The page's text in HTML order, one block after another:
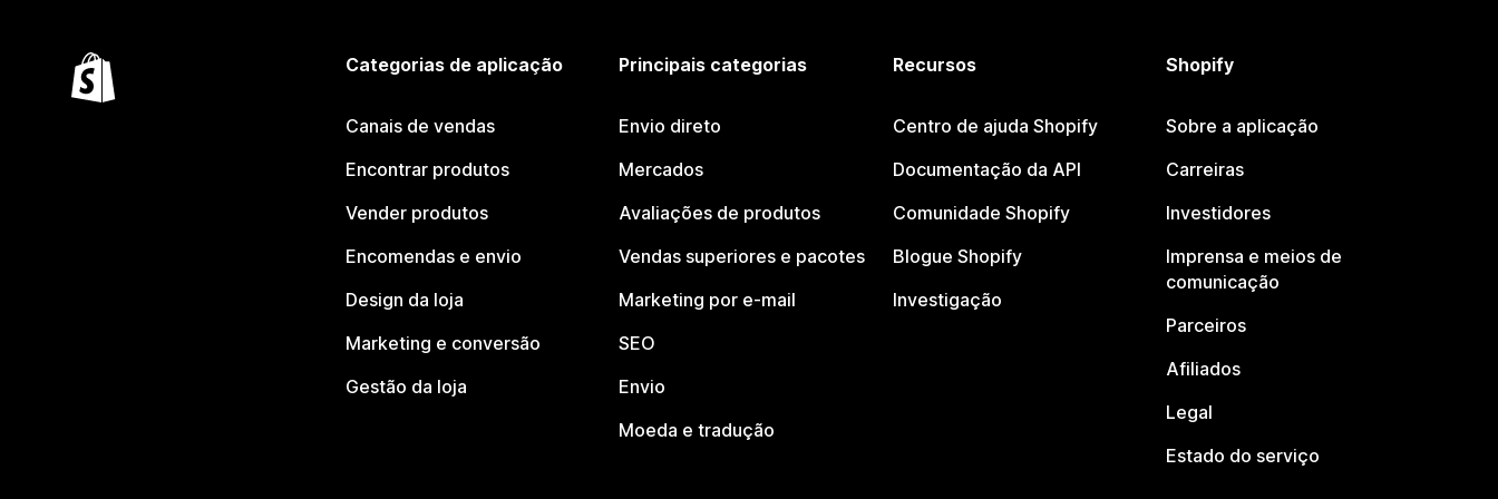
Categorias de aplicação
Canais de vendas
Encontrar produtos
Vender produtos
Encomendas e envio
Design da loja
Marketing e conversão
Gestão da loja
Principais categorias
Envio direto
Mercados
Avaliações de produtos
Vendas superiores e pacotes
Marketing por e-mail
SEO
Envio
Moeda e tradução
Recursos
Centro de ajuda Shopify
Documentação da API
Comunidade Shopify
Blogue Shopify
Investigação
Shopify
Sobre a aplicação
Carreiras
Investidores
Imprensa e meios de
comunicação
Parceiros
Afiliados
Legal
Estado do serviço